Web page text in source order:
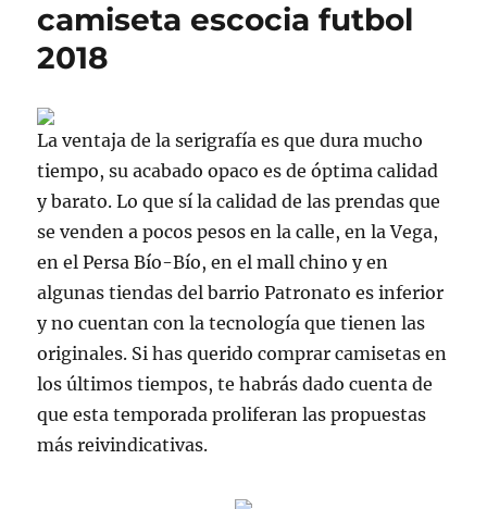
camiseta escocia futbol
2018
La ventaja de la serigrafía es que dura mucho
tiempo, su acabado opaco es de óptima calidad
y barato. Lo que sí la calidad de las prendas que
se venden a pocos pesos en la calle, en la Vega,
en el Persa Bío-Bío, en el mall chino y en
algunas tiendas del barrio Patronato es inferior
y no cuentan con la tecnología que tienen las
originales. Si has querido comprar camisetas en
los últimos tiempos, te habrás dado cuenta de
que esta temporada proliferan las propuestas
más reivindicativas.